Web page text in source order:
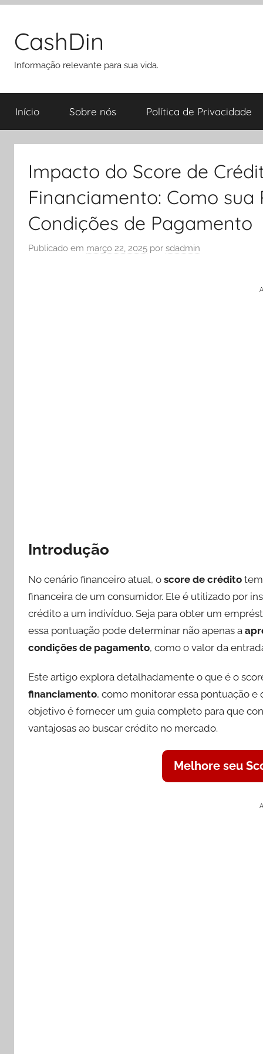
conteúdo
CashDin
Informação relevante para sua vida.
Início Sobre nós Política de Privacidade
Impacto do Score de
Financiamento: Como
Condições de Pagamento
Publicado em março 22, 2025 por sdadmin
Introdução
No cenário financeiro atual, o score de crédito
financeira de um consumidor. Ele é utilizado por
crédito a um indivíduo. Seja para obter um
essa pontuação pode determinar não apenas a
condições de pagamento, como o valor da
Este artigo explora detalhadamente o que é o
financiamento, como monitorar essa pontuação e
objetivo é fornecer um guia completo para que
vantajosas ao buscar crédito no mercado.
Melhore seu